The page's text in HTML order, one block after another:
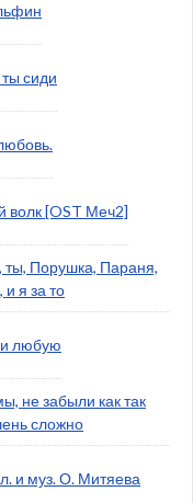
сиди
волк [OST Меч2]
ты, Порушка, Параня,
я за то
любую
не забыли как так
сложно
и муз. О. Митяева